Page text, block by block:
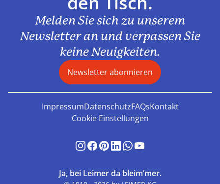
Melden Sie sich zu unserem
Newsletter an und verpassen Sie
keine Neuigkeiten.
Newsletter abonnieren
ImpressumDatenschutzFAQsKontakt
Cookie Einstellungen
Ja, bei Leimer da bleim’mer.